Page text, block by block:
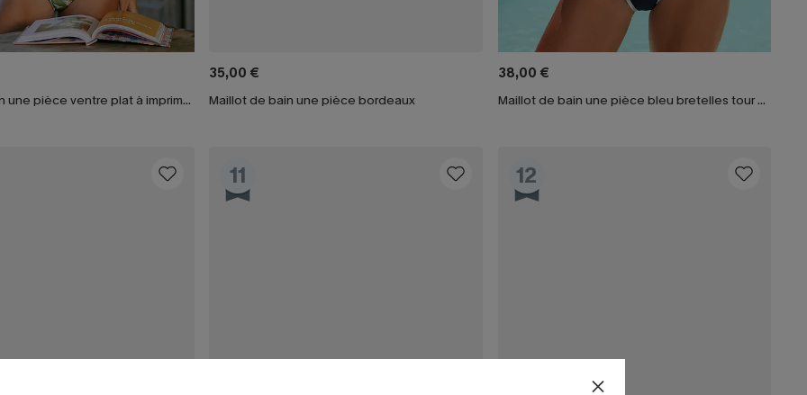
Maillot de bain une pièce ventre plat à imprimé ciel abstrait
35,00 €
Maillot de bain une pièce bordeaux
38,00 €
Maillot de bain une pièce bleu bretelles tour de cou
11 12